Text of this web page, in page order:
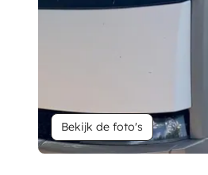
Bekijk de foto's